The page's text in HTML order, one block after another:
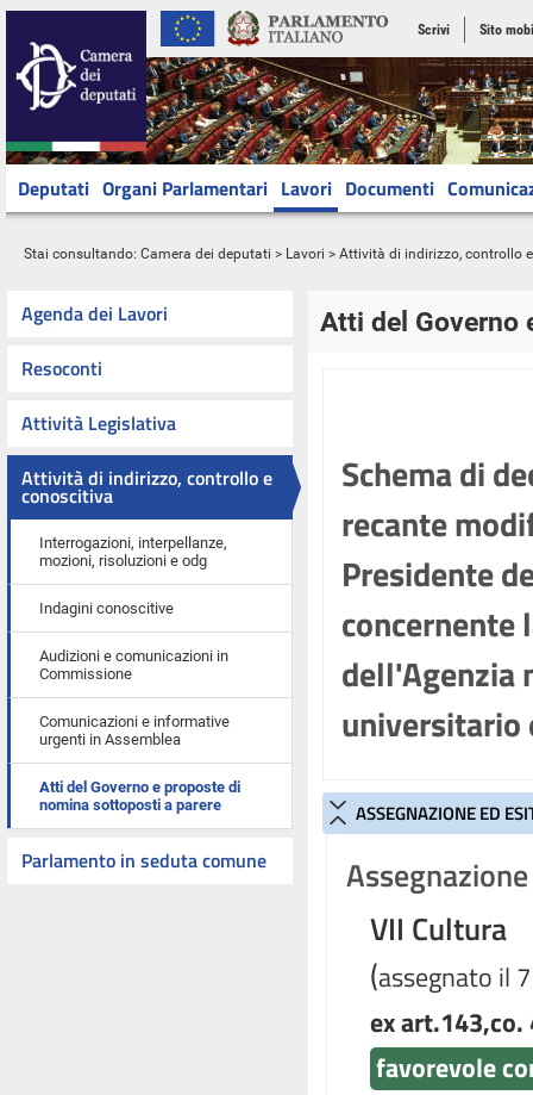
Scrivi Sito
Deputati Organi Parlamentari Lavori Documenti
Stai consultando: Camera dei deputati > Lavori > Attività di indirizzo, controllo
Agenda dei Lavori
Resoconti
Attività Legislativa
Attività di indirizzo, controllo e
conoscitiva
Interrogazioni, interpellanze,
mozioni, risoluzioni e odg
Indagini conoscitive
Audizioni e comunicazioni in
Commissione
Comunicazioni e informative
urgenti in Assemblea
Atti del Governo e proposte di
nomina sottoposti a parere
Parlamento in seduta comune
Atti del Governo
Schema di
recante
Presidente
dell'Agenzia
universitario
ASSEGNAZIONE ED
VII Cultura
(assegnato il
ex art.143,co.
favorevole